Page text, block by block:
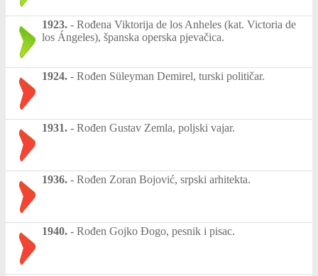
1923. - Rođena Viktorija de los Anheles (kat. Victoria de
los Ángeles), španska operska pjevačica.
1924. - Rođen Süleyman Demirel, turski političar.
1931. - Rođen Gustav Zemla, poljski vajar.
1936. - Rođen Zoran Bojović, srpski arhitekta.
1940. - Rođen Gojko Đogo, pesnik i pisac.